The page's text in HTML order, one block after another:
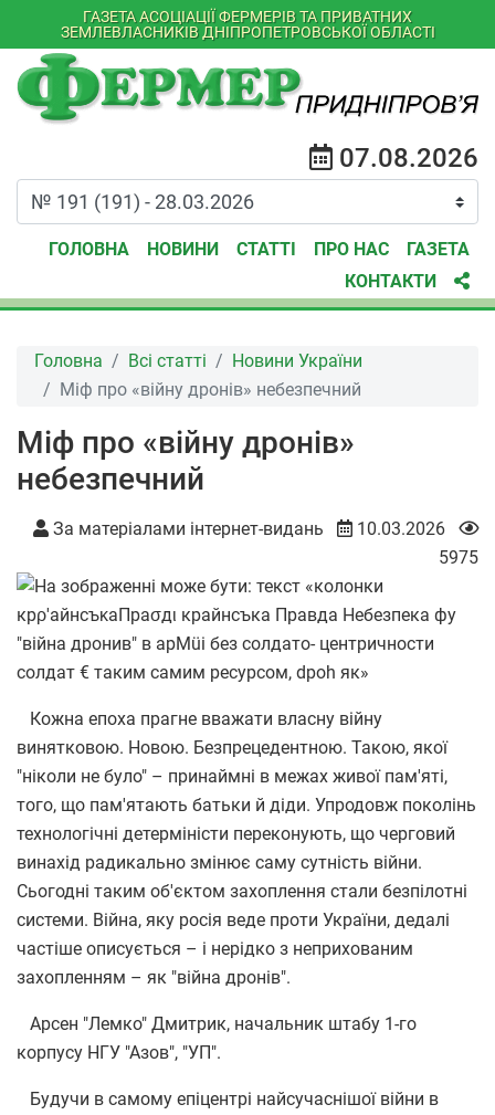
ГАЗЕТА АСОЦІАЦІЇ ФЕРМЕРІВ ТА ПРИВАТНИХ
ЗЕМЛЕВЛАСНИКІВ ДНІПРОПЕТРОВСЬКОЇ ОБЛАСТІ
07.08.2026
ГОЛОВНА НОВИНИ СТАТТІ ПРО НАС
ГАЗЕТА
КОНТАКТИ
Головна Всі статті
Новини України
Міф про «війну дронів» небезпечний
Міф про «війну дронів»
небезпечний
За матеріалами інтернет-видань
10.03.2026
5975
Кожна епоха прагне вважати власну війну
винятковою. Новою. Безпрецедентною. Такою, якої
"ніколи не було" – принаймні в межах живої пам'яті,
того, що пам'ятають батьки й діди. Упродовж поколінь
технологічні детерміністи переконують, що черговий
винахід радикально змінює саму сутність війни.
Сьогодні таким об'єктом захоплення стали безпілотні
системи. Війна, яку росія веде проти України, дедалі
частіше описується – і нерідко з неприхованим
захопленням – як "війна дронів".
Арсен "Лемко" Дмитрик, начальник штабу 1-го
корпусу НГУ "Азов", "УП".
Будучи в самому епіцентрі найсучаснішої війни в